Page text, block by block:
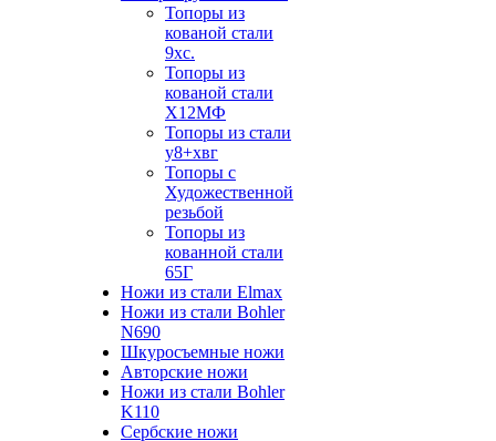
Топоры из
кованой стали
9хс.
Топоры из
кованой стали
Х12МФ
Топоры из стали
у8+хвг
Топоры с
Художественной
резьбой
Топоры из
кованной стали
65Г
Ножи из стали Elmax
Ножи из стали Bohler
N690
Шкуросъемные ножи
Авторские ножи
Ножи из стали Bohler
K110
Сербские ножи